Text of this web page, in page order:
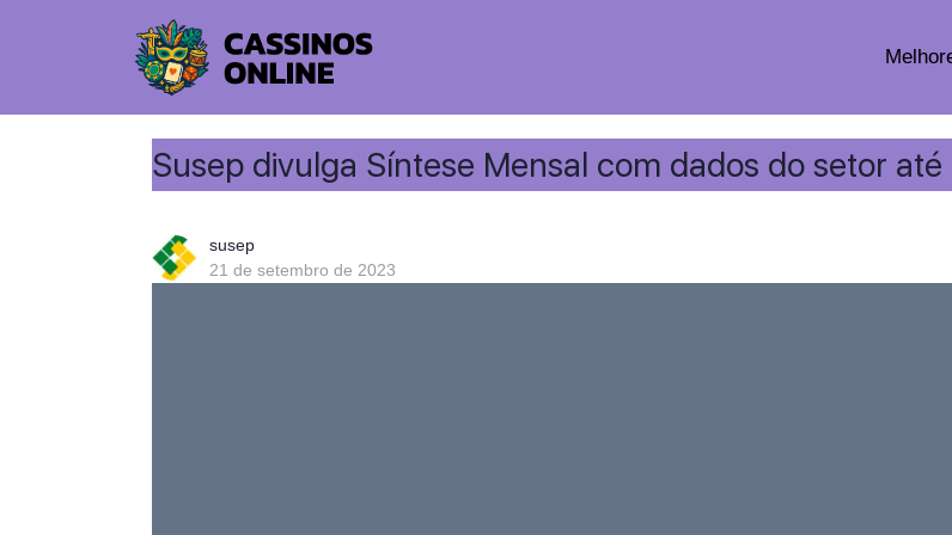
Susep divulga Síntese Mensal com dados do setor
susep
21 de setembro de 2023